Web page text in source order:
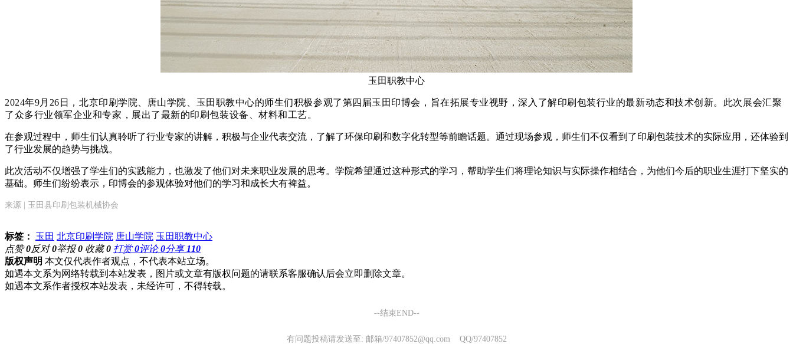
玉田职教中心
2024年9月26日，北京印刷学院、唐山学院、玉田职教中心的师生们积极参观了第四届玉田印博会，旨在拓展专业视野，深入了解印刷包装行业的最新动态和技术创新。此次展会汇聚
了众多行业领军企业和专家，展出了最新的印刷包装设备、材料和工艺。
在参观过程中，师生们认真聆听了行业专家的讲解，积极与企业代表交流，了解了环保印刷和数字化转型等前瞻话题。通过现场参观，师生们不仅看到了印刷包装技术的实际应用，还体验到
了行业发展的趋势与挑战。
此次活动不仅增强了学生们的实践能力，也激发了他们对未来职业发展的思考。学院希望通过这种形式的学习，帮助学生们将理论知识与实际操作相结合，为他们今后的职业生涯打下坚实的
基础。师生们纷纷表示，印博会的参观体验对他们的学习和成长大有裨益。
来源 | 玉田县印刷包装机械协会
标签： 玉田 北京印刷学院 唐山学院 玉田职教中心
点赞0反对0举报0 收藏0 打赏0评论0分享 110
版权声明 本文仅代表作者观点，不代表本站立场。
如遇本文系为网络转载到本站发表，图片或文章有版权问题的请联系客服确认后会立即删除文章。
如遇本文系作者授权本站发表，未经许可，不得转载。
--结束END--
有问题投稿请发送至: 邮箱/97407852@qq.com QQ/97407852